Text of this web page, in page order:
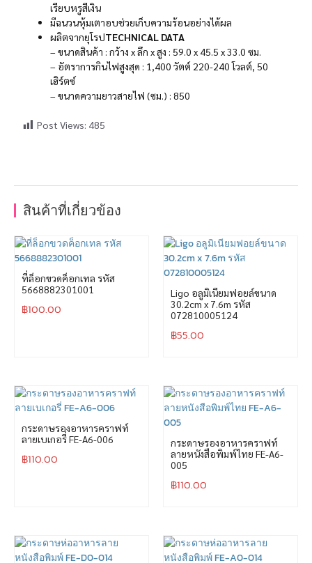
เรียบหรูสีเงิน
มีฉนวนหุ้มเตาอบช่วยเก็บความร้อนอย่างได้ผล
ผลิตจากยุโรปTECHNICAL DATA
– ขนาดสินค้า : กว้าง x ลึก x สูง : 59.0 x 45.5 x 33.0 ซม.
– อัตราการกินไฟสูงสุด : 1,400 วัตต์ 220-240 โวลต์, 50
เฮิร์ตซ์
– ขนาดความยาวสายไฟ (ซม.) : 850
Post Views: 485
สินค้าที่เกี่ยวข้อง
ที่ล็อกขวดค็อกเทล รหัส
5668882301001
฿100.00
Ligo อลูมิเนียมฟอยล์ขนาด
30.2cm x 7.6m รหัส
072810005124
฿55.00
กระดาษรองอาหารคราฟท์
ลายเบเกอรี่ FE-A6-006
฿110.00
กระดาษรองอาหารคราฟท์
ลายหนังสือพิมพ์ไทย FE-A6-
005
฿110.00